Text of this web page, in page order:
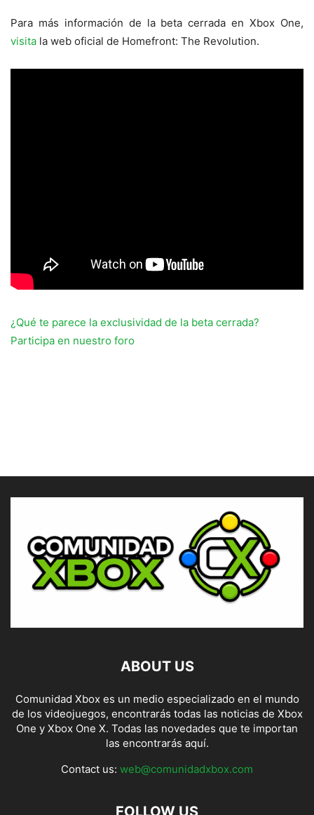
Para más información de la beta cerrada en Xbox One,
visita la web oficial de Homefront: The Revolution.
¿Qué te parece la exclusividad de la beta cerrada?
Participa en nuestro foro
ABOUT US
Comunidad Xbox es un medio especializado en el mundo
de los videojuegos, encontrarás todas las noticias de Xbox
One y Xbox One X. Todas las novedades que te importan
las encontrarás aquí.
Contact us: web@comunidadxbox.com
FOLLOW US